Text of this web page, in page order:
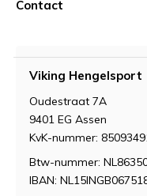
Contact
Viking Hengelsport
Oudestraat 7A
9401 EG Assen
KvK-nummer:
Btw-nummer:
IBAN: